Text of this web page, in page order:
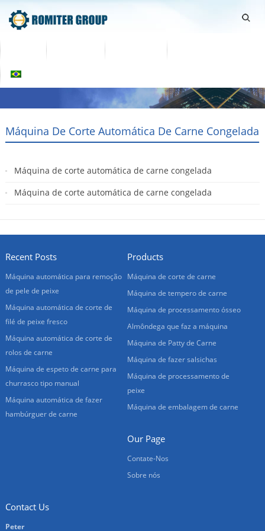
Máquina De Corte Automática De Carne Congelada
Máquina de corte automática de carne congelada
Máquina de corte automática de carne congelada
Recent Posts
Máquina automática para remoção
de pele de peixe
Máquina automática de corte de
filé de peixe fresco
Máquina automática de corte de
rolos de carne
Máquina de espeto de carne para
churrasco tipo manual
Máquina automática de fazer
hambúrguer de carne
Products
Máquina de corte de carne
Máquina de tempero de carne
Máquina de processamento ósseo
Almôndega que faz a máquina
Máquina de Patty de Carne
Máquina de fazer salsichas
Máquina de processamento de
peixe
Máquina de embalagem de carne
Our Page
Contate-Nos
Sobre nós
Contact Us
Peter